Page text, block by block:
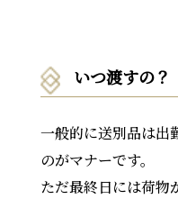
いつ渡すの？
一般的に送別品は出
のがマナーです。
ただ最終日には荷物